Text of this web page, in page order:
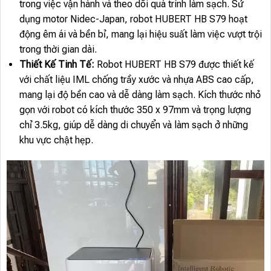
trong việc vận hành và theo dõi quá trình làm sạch. Sử
dụng motor Nidec-Japan, robot HUBERT HB S79 hoạt
động êm ái và bền bỉ, mang lại hiệu suất làm việc vượt trội
trong thời gian dài.
Thiết Kế Tinh Tế: Robot HUBERT HB S79 được thiết kế
với chất liệu IML chống trầy xước và nhựa ABS cao cấp,
mang lại độ bền cao và dễ dàng làm sạch. Kích thước nhỏ
gọn với robot có kích thước 350 x 97mm và trọng lượng
chỉ 3.5kg, giúp dễ dàng di chuyển và làm sạch ở những
khu vực chật hẹp.